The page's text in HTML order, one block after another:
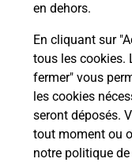
en dehors.
En cliquant sur
tous les cookies.
fermer" vous
les cookies
seront déposés.
tout moment ou
notre politique
MADEMOISELLE BREIZH